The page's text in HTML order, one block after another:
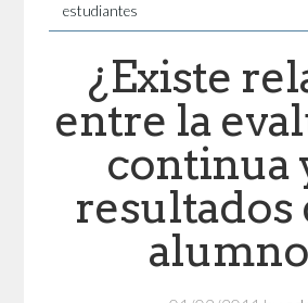
estudiantes
¿Existe
entre la
continua
resultados